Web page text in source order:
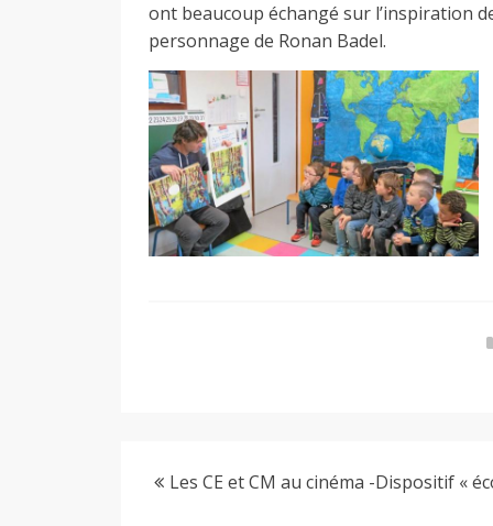
y
ont beaucoup échangé sur l’inspiration
personnage de Ronan Badel.
Les CE et CM au cinéma -Dispositif «